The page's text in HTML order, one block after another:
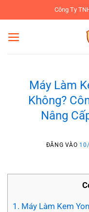
qua
nội
Công Ty
Máy Làm
Không?
Nâng
ĐĂNG VÀO
1. Máy Làm Kem